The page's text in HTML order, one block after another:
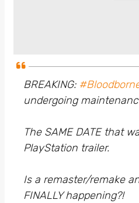
BREAKING:
undergoing
The SAME DATE that
PlayStation trailer.
Is a remaster/remake
FINALLY happening?!